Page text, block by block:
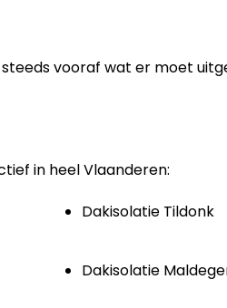
vooraf wat er moet
in heel Vlaanderen:
Dakisolatie Tildonk
Dakisolatie